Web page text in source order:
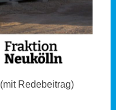
(mit Redebeitrag)